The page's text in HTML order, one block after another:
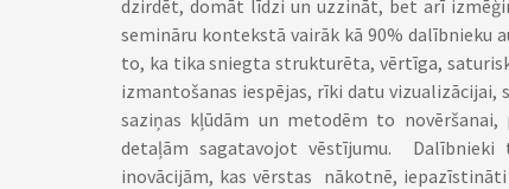
dzirdēt, domāt līdzi un uzzināt, bet arī
semināru kontekstā vairāk kā 90% dalībnieku
to, ka tika sniegta strukturēta, vērtīga,
izmantošanas iespējas, rīki datu
saziņas kļūdām un metodēm to
detaļām sagatavojot vēstījumu.
inovācijām, kas vērstas nākotnē,